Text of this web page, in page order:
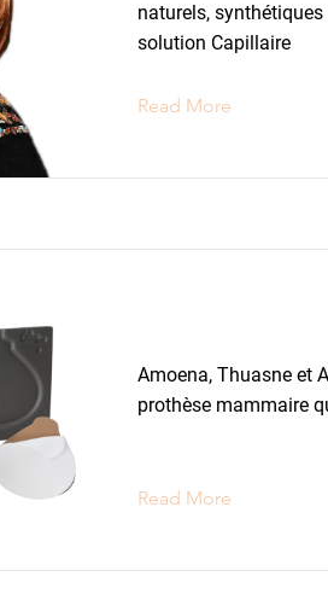
naturels,
solution Capillaire
Read More
Amoena, Thuasne et
prothèse mammaire
Read More